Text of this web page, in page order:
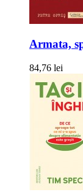
Armata,
84,76 lei